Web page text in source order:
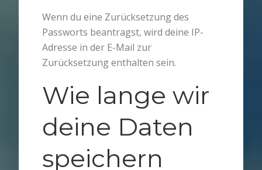
Wenn du eine Zurücksetzung des
Passworts beantragst, wird deine IP-
Adresse in der E-Mail zur
Zurücksetzung enthalten sein.
Wie lange wir
deine Daten
speichern